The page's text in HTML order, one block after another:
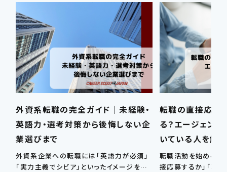
外資系転職の完全ガイド｜未経験・
英語力・選考対策から後悔しない企
業選びまで
外資系企業への転職には「英語力が必須」
「実力主義でシビア」といったイメージを持
転職の直接応募
る？エージェン
いている人を解
転職活動を始めると
接応募するか」「転